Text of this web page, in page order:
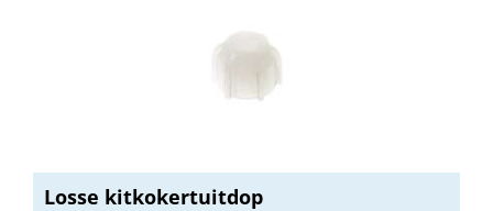
Losse kitkokertuitdop